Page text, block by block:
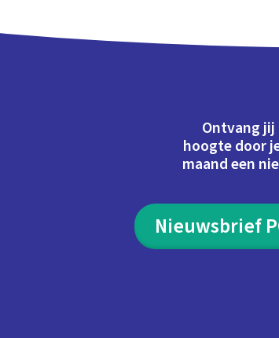
Ontvang
hoogte door
maand een
Nieuwsbrief